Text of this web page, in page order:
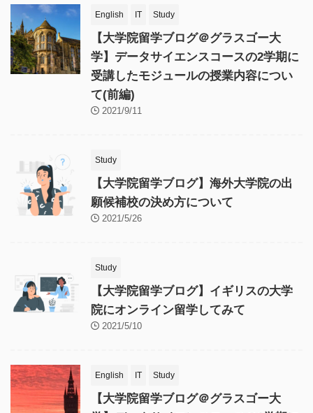
English IT Study
【大学院留学ブログ＠グラスゴー大
学】データサイエンスコースの2学期に
受講したモジュールの授業内容につい
て(前編)
2021/9/11
Study
【大学院留学ブログ】海外大学院の出
願候補校の決め方について
2021/5/26
Study
【大学院留学ブログ】イギリスの大学
院にオンライン留学してみて
2021/5/10
English IT Study
【大学院留学ブログ＠グラスゴー大